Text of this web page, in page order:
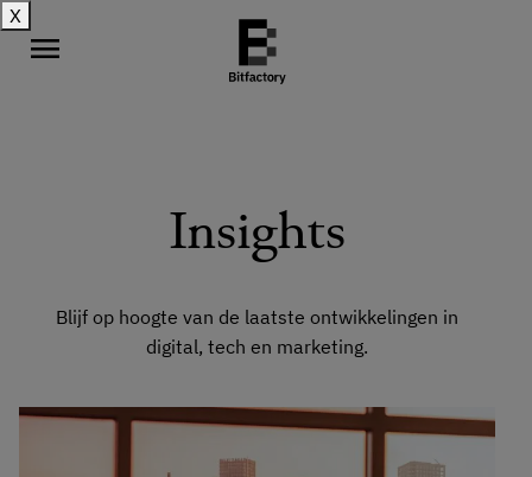
menu
Insights
Blijf op hoogte van de laatste ontwikkelingen in
digital, tech en marketing.
X